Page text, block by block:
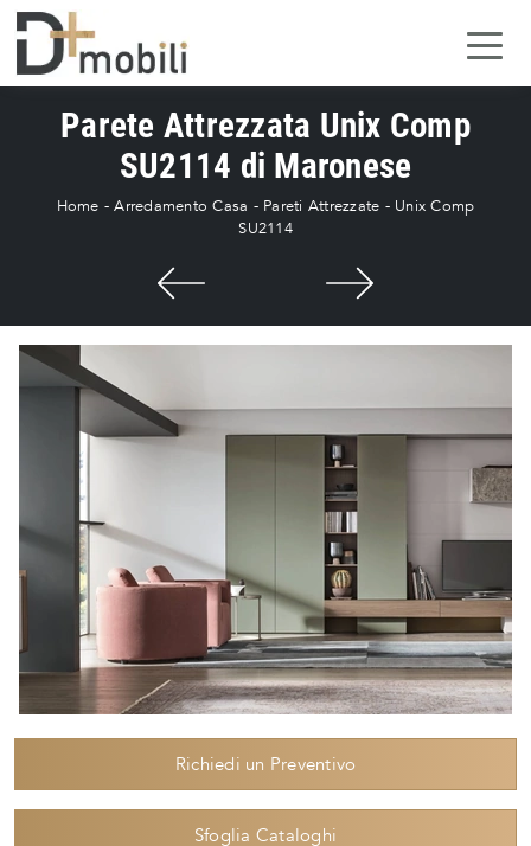
Parete Attrezzata Unix Comp
SU2114 di Maronese
Home -Arredamento Casa - Pareti Attrezzate - Unix Comp
SU2114
Richiedi un Preventivo
Sfoglia Cataloghi